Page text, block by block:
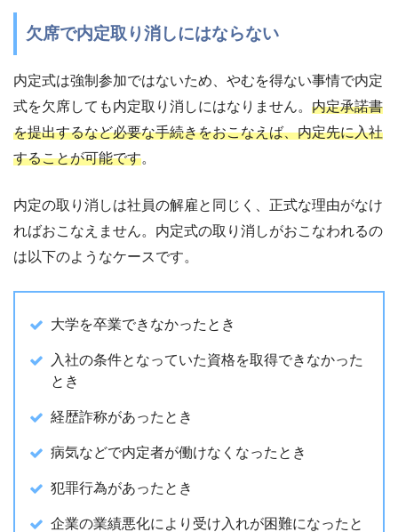
欠席で内定取り消しにはならない
内定式は強制参加ではないため、やむを得ない事情で内定
式を欠席しても内定取り消しにはなりません。 内定承諾書
を提出するなど必要な手続きをおこなえば、内定先に入社
することが可能です。
内定の取り消しは社員の解雇と同じく、正式な理由がなけ
ればおこなえません。内定式の取り消しがおこなわれるの
は以下のようなケースです。
大学を卒業できなかったとき
入社の条件となっていた資格を取得できなかった
とき
経歴詐称があったとき
病気などで内定者が働けなくなったとき
犯罪行為があったとき
企業の業績悪化により受け入れが困難になったと